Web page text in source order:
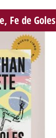
Fe de Goles